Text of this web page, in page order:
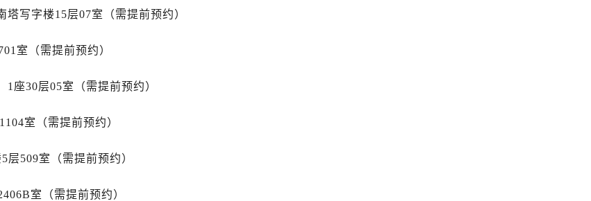
心（需提前预约）
修授权店1楼劳力士售后服务中心（需提前预约）
D座11层1102室劳力士售后服务中心（需提前预约）
士售后服务中心（需提前预约）
百货名表维修劳力士售后服务中心（需提前预约）
写字楼15层07室（需提前预约）
室（需提前预约）
座30层05室（需提前预约）
室（需提前预约）
509室（需提前预约）
室（需提前预约）